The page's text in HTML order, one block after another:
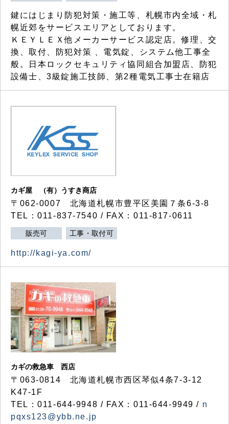
鍵にはじまり防犯対策・施工等、札幌市内全域・札
幌近郊をサービスエリアとしております。
ＫＥＹＬＥＸ他メーカーサービス認定店。修理、交
換、取付、防犯対策 、電気錠、システム他工事全
般。日本ロックセキュリティ協同組合加盟店、防犯
設備士、3級錠施工技師、第2種電気工事士在籍店
カギ屋 （有）うすき商店
〒062-0007 北海道札幌市豊平区美園７条6-3-8
TEL：011-837-7540 / FAX：011-817-0611
販売可 工事・取付可
http://kagi-ya.com/
カギの救急車 西店
〒063-0814 北海道札幌市西区琴似4条7-3-12
K47-1F
TEL：011-644-9948 / FAX：011-644-9949 / n
pqxs123@ybb.ne.jp